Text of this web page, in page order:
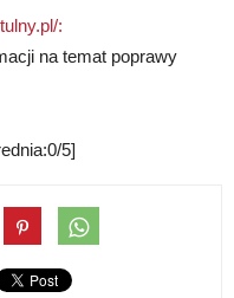
:
na temat poprawy
5]